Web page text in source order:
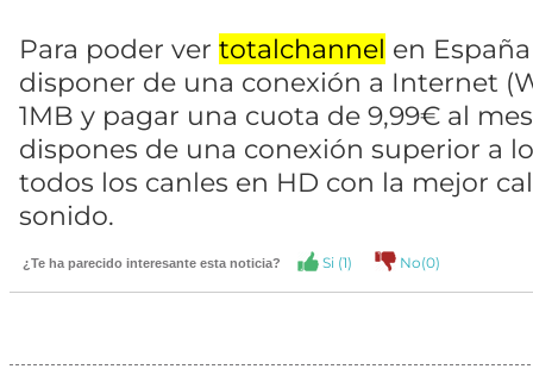
Para poder ver totalchannel en
disponer de una conexión a Internet
1MB y pagar una cuota de 9,99€ al
dispones de una conexión superior a
todos los canles en HD con la mejor
sonido.
¿Te ha parecido interesante esta noticia? Si (1) No(0)